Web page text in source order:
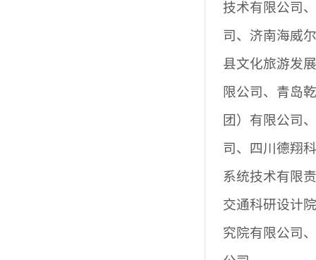
技术有限公司
司、济南海威
县文化旅游发
限公司、青岛
团）有限公司、
司、四川德翔
系统技术有限
交通科研设计
究院有限公司